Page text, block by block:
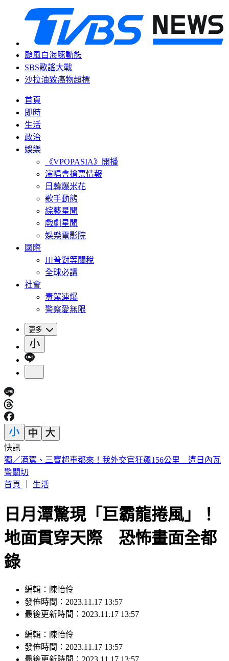
颱風白海豚動態
SBS歌謠大戰
沙拉油致癌物超標
首頁
即時
生活
政治
娛樂
《VPOPASIA》開播
演唱會搶票情報
日韓爆米花
歌手動態
綜藝星聞
戲劇星聞
娛樂電影院
國際
川普對等關稅
全球必讀
社會
毒駕連爆
警察愛無限
更多
快訊
獨／駐日內瓦代表遭控貪公款、霸凌員工！外交部啟動調查
首頁｜
日月潭驚現「巨霸龍捲風」！
地面貫穿天際 恐怖畫面全都
錄
發佈時間：2023.11.17 13:57
最後更新時間：2023.11.17 13:57
發佈時間：2023.11.17 13:57
最後更新時間：2023.11.17 13:57